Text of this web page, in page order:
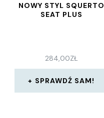
NOWY STYL SQUERTO
SEAT PLUS
284,00ZŁ
SPRAWDŹ SAM!